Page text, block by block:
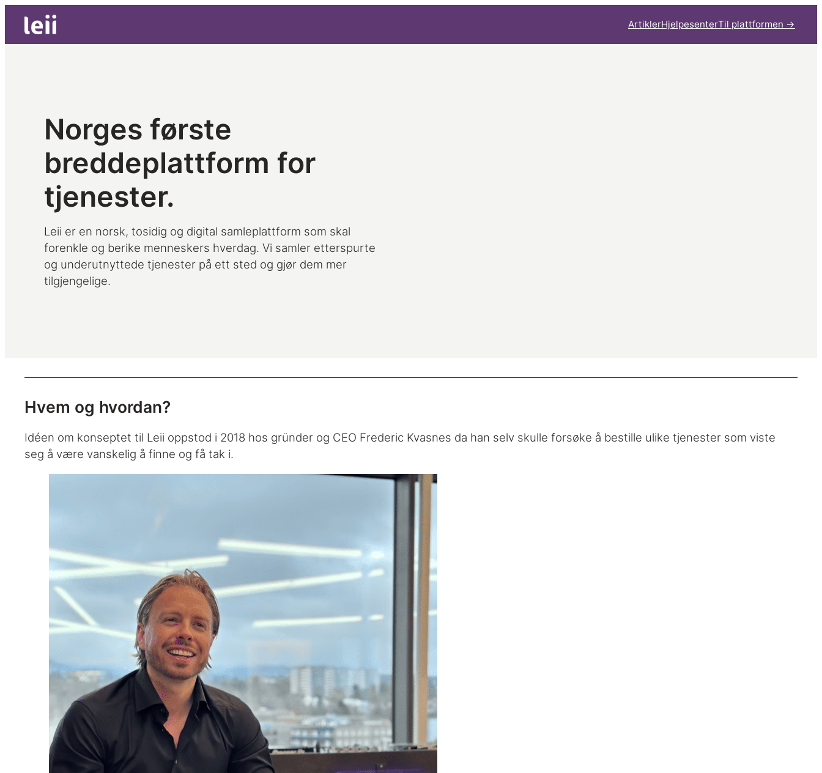
innhold
ArtiklerHjelpesenterTil plattformen ->
Norges første
breddeplattform for
tjenester.
Leii er en norsk, tosidig og digital samleplattform som skal
forenkle og berike menneskers hverdag. Vi samler etterspurte
og underutnyttede tjenester på ett sted og gjør dem mer
tilgjengelige.
Hvem og hvordan?
Idéen om konseptet til Leii oppstod i 2018 hos gründer og CEO Frederic Kvasnes da han selv skulle forsøke å bestille ulike tjenester som viste
seg å være vanskelig å finne og få tak i.